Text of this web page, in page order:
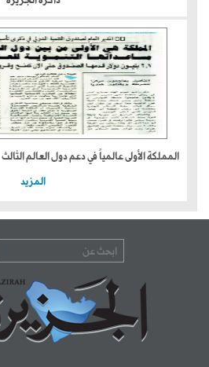
المملكة الأولى عالمياً في دعم دول العالم الثالث
المزيد